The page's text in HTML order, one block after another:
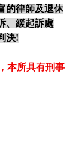
的律師及退休
、緩起訴處
決!
本所具有刑事